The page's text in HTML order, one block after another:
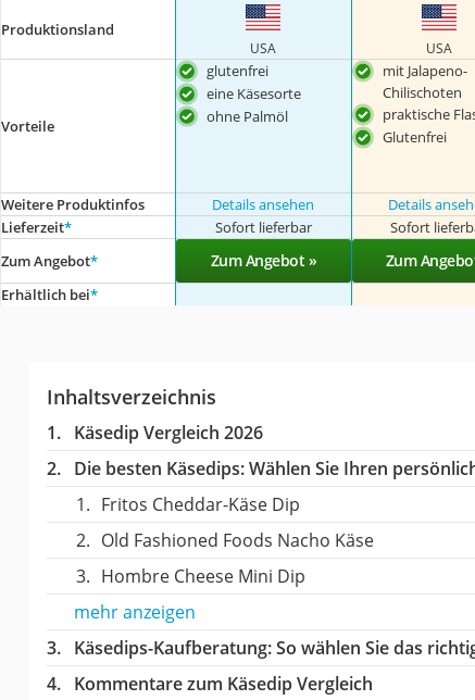
Produktionsland
USA USA
Vorteile
glutenfrei
eine Käsesorte
ohne Palmöl
mit Jalapeno-
Chilischoten
praktische
Glutenfrei
Weitere Produktinfos Details ansehen Details
Lieferzeit* Sofort lieferbar Sofort
Zum Angebot* Zum Angebot » Zum
Erhältlich bei*
Inhaltsverzeichnis
Käsedip Vergleich 2026
Die besten Käsedips:Wählen Sie Ihren
Fritos Cheddar-Käse Dip
Old Fashioned Foods Nacho Käse
Hombre Cheese Mini Dip
mehr anzeigen
Käsedips-Kaufberatung: So wählen Sie das
Kommentare zum Käsedip Vergleich